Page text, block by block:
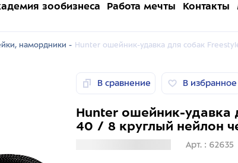
зообизнеса Работа мечты Контакты
намордники - Hunter ошейник-удавка для собак
В сравнение В избранное
Hunter ошейник-удавка
40 / 8 круглый нейлон
Арт. : 62635